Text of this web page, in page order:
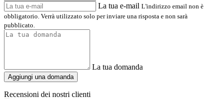
La tua e-mail L'indirizzo email non è
obbligatorio. Verrà utilizzato solo per inviare una risposta e non sarà
pubblicato.
La tua domanda
Aggiungi una domanda
Recensioni dei nostri clienti